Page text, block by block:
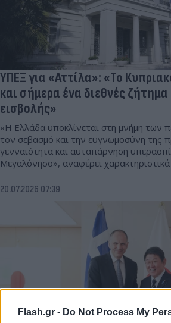
Flash.gr - Do Not Process My
ΥΠΕΞ για «Αττίλα»: «Το
και σήμερα ένα διεθνές
εισβολής»
«Η Ελλάδα υποκλίνεται στη μνήμη των
τον σεβασμό και την ευγνωμοσύνη της
γενναιότητα και αυταπάρνηση
Μεγαλόνησο», αναφέρει
20.07.2026 07:39